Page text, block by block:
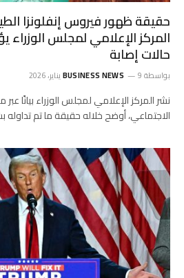
حقيقة ظهور فيروس إنفلونزا
المركز الإعلامي لمجلس
حالات إصابة
بواسطة BUSINESS NEWS 9 يناير، 2026
نشر المركز الإعلامي لمجلس الوزراء بيانًا
الاجتماعي، أوضح خلاله حقيقة ما تم